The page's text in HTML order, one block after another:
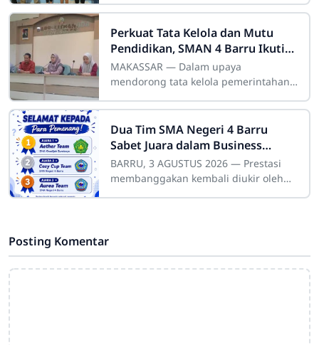
gemilang di bidang olahraga. Dalam
ajang Olimpiade
Perkuat Tata Kelola dan Mutu
Pendidikan, SMAN 4 Barru Ikuti
Bimtek Inovasi Daerah
Bappelitbangda Sulsel
MAKASSAR — Dalam upaya
mendorong tata kelola pemerintahan
pelayanan publik, Badan Perencanaan,
Pembangunan,
Dua Tim SMA Negeri 4 Barru
Sabet Juara dalam Business
Poster Competition 2026
BARRU, 3 AGUSTUS 2026 — Prestasi
membanggakan kembali diukir oleh
Posting Komentar